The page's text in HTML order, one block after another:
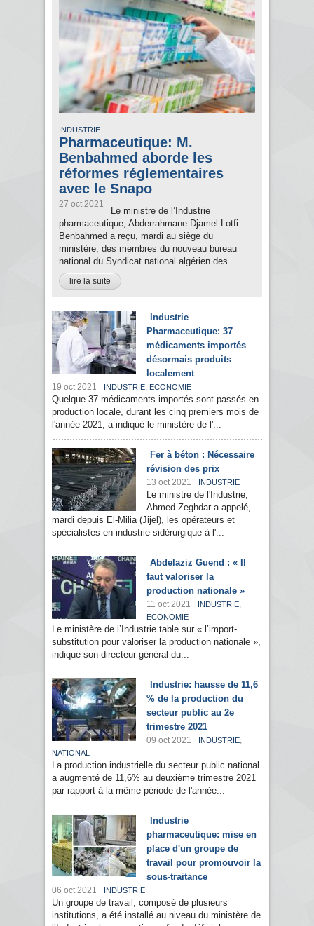
INDUSTRIE
Pharmaceutique: M.
Benbahmed aborde les
réformes réglementaires
avec le Snapo
27 oct 2021
Le ministre de l’Industrie
pharmaceutique, Abderrahmane Djamel Lotfi
Benbahmed a reçu, mardi au siège du
ministère, des membres du nouveau bureau
national du Syndicat national algérien des...
lire la suite
Industrie
Pharmaceutique: 37
médicaments importés
désormais produits
localement
19 oct 2021 INDUSTRIE, ECONOMIE
Quelque 37 médicaments importés sont passés en
production locale, durant les cinq premiers mois de
l'année 2021, a indiqué le ministère de l'...
Fer à béton : Nécessaire
révision des prix
13 oct 2021 INDUSTRIE
Le ministre de l'Industrie,
Ahmed Zeghdar a appelé,
mardi depuis El-Milia (Jijel), les opérateurs et
spécialistes en industrie sidérurgique à l'...
Abdelaziz Guend : « Il
faut valoriser la
production nationale »
11 oct 2021 INDUSTRIE,
ECONOMIE
Le ministère de l’Industrie table sur « l’import-
substitution pour valoriser la production nationale »,
indique son directeur général du...
Industrie: hausse de 11,6
% de la production du
secteur public au 2e
trimestre 2021
09 oct 2021 INDUSTRIE,
NATIONAL
La production industrielle du secteur public national
a augmenté de 11,6% au deuxième trimestre 2021
par rapport à la même période de l'année...
Industrie
pharmaceutique: mise en
place d'un groupe de
travail pour promouvoir la
sous-traitance
06 oct 2021 INDUSTRIE
Un groupe de travail, composé de plusieurs
institutions, a été installé au niveau du ministère de